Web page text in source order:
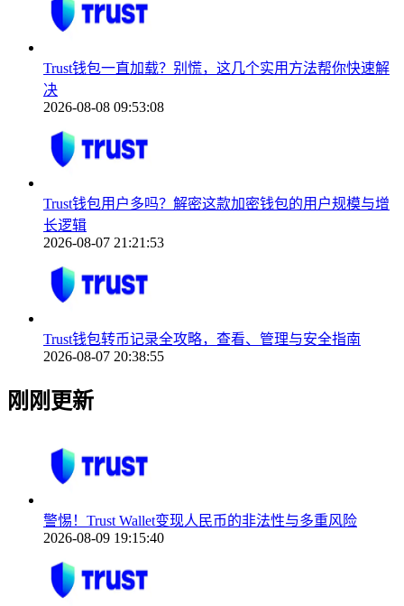
Trust钱包一直加载？别慌，这几个实用方法帮你快速解
决
2026-08-08 09:53:08
Trust钱包用户多吗？解密这款加密钱包的用户规模与增
长逻辑
2026-08-07 21:21:53
Trust钱包转币记录全攻略，查看、管理与安全指南
2026-08-07 20:38:55
刚刚更新
警惕！Trust Wallet变现人民币的非法性与多重风险
2026-08-09 19:15:40